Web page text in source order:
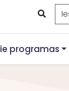
programas